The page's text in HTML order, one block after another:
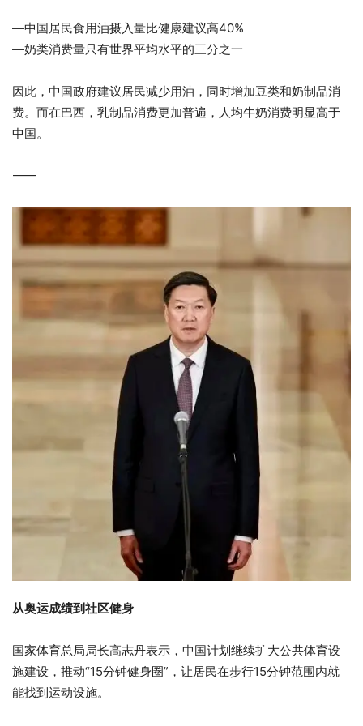
—中国居民食用油摄入量比健康建议高40%
—奶类消费量只有世界平均水平的三分之一
因此，中国政府建议居民减少用油，同时增加豆类和奶制品消
费。而在巴西，乳制品消费更加普遍，人均牛奶消费明显高于
中国。
⸻
从奥运成绩到社区健身
国家体育总局局长高志丹表示，中国计划继续扩大公共体育设
施建设，推动“15分钟健身圈”，让居民在步行15分钟范围内就
能找到运动设施。